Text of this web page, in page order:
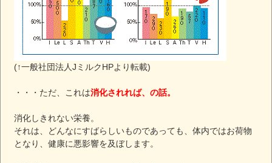
(↑一般社団法人JミルクHPより転載)
・・・ただ、これは消化されれば、の話。
消化しきれない栄養。
それは、どんなにすばらしいものであっても、体内ではお荷物
となり、健康に悪影響を及ぼします。